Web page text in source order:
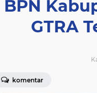
BPN
GTRA
komentar